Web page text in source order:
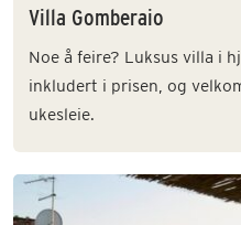
Villa Gomberaio
Noe å feire? Luksus villa i
inkludert i prisen, og
ukesleie.